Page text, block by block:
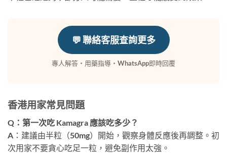
💬 聯絡客服查詢更多
專人解答・用藥指導・WhatsApp即時回覆
香港用家常見問題
Q：第一次吃 Kamagra 應該吃多少？
A：建議由半粒（50mg）開始，觀察身體反應後再調整。初
次用家不要貪心吃足一粒，避免副作用太強。